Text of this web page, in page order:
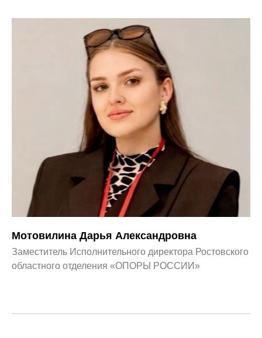
Мотовилина Дарья Александровна
Заместитель Исполнительного директора Ростовского
областного отделения «ОПОРЫ РОССИИ»